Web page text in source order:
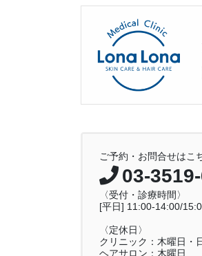
ご予約・お問合せはこ
03-
〈受付・診療時間〉
[平日] 11:00-14:00/
〈定休日〉
クリニック：木曜日・
ヘアサロン：木曜日